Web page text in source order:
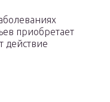
приобретает
действие